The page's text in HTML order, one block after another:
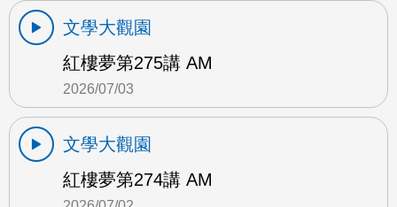
文學大觀園
紅樓夢第275講 AM
2026/07/03
文學大觀園
紅樓夢第274講 AM